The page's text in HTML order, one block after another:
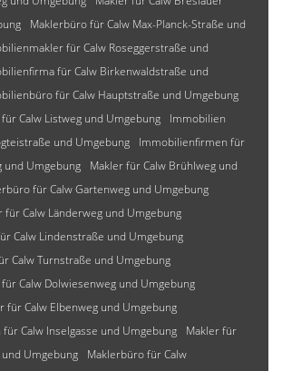
Maklerbüro für Calw Max-Planck-Straße und
für Calw Roseggerstraße und
für Calw Birkenwaldstraße und
für Calw Hauptstraße und Umgebung
Calw Listweg und Umgebung
Immobilien
und Umgebung
Immobilienfirmen für
und Umgebung
Makler für Calw Brühlweg und
für Calw Gartenweg und Umgebung
Calw Länderweg und Umgebung
Calw Lindenstraße und Umgebung
Calw Turnstraße und Umgebung
Calw Dolwiesenweg und Umgebung
für Calw Elbenweg und Umgebung
Calw Inselgasse und Umgebung
Makler für
Umgebung
Maklerbüro für Calw